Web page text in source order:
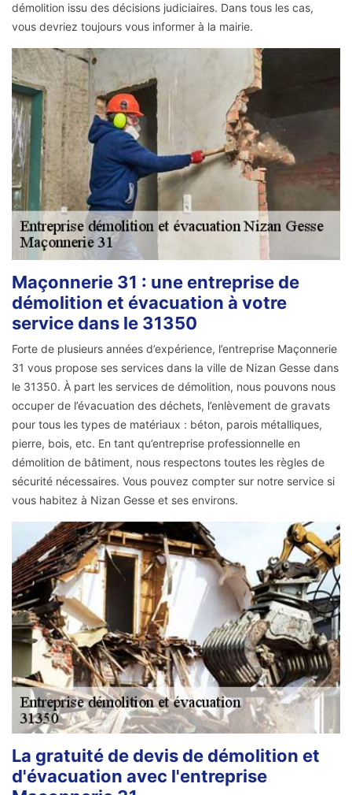
démolition issu des décisions judiciaires. Dans tous les cas,
vous devriez toujours vous informer à la mairie.
Maçonnerie 31 : une entreprise de
démolition et évacuation à votre
service dans le 31350
Forte de plusieurs années d’expérience, l’entreprise Maçonnerie
31 vous propose ses services dans la ville de Nizan Gesse dans
le 31350. À part les services de démolition, nous pouvons nous
occuper de l’évacuation des déchets, l’enlèvement de gravats
pour tous les types de matériaux : béton, parois métalliques,
pierre, bois, etc. En tant qu’entreprise professionnelle en
démolition de bâtiment, nous respectons toutes les règles de
sécurité nécessaires. Vous pouvez compter sur notre service si
vous habitez à Nizan Gesse et ses environs.
La gratuité de devis de démolition et
d'évacuation avec l'entreprise